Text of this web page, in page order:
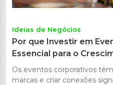
Ideias de Negócios
Por que Investir em
Essencial para o
Os eventos corporativos
marcas e criar conexões